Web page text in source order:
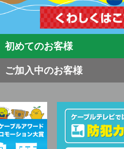
初めてのお客様
ご加入中のお客様